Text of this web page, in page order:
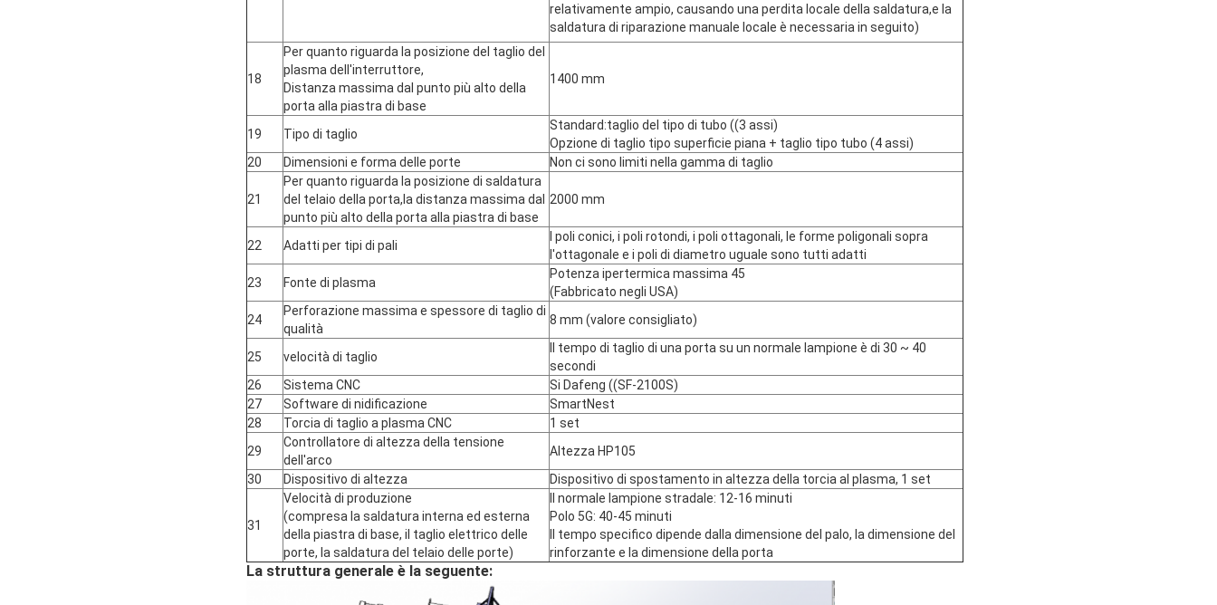
relativamente ampio, causando una perdita locale della saldatura,e la
saldatura di riparazione manuale locale è necessaria in seguito)
18
Per quanto riguarda la posizione del taglio del
plasma dell'interruttore,
Distanza massima dal punto più alto della
porta alla piastra di base
1400 mm
19 Tipo di taglio
Standard:taglio del tipo di tubo ((3 assi)
Opzione di taglio tipo superficie piana + taglio tipo tubo (4 assi)
20
Dimensioni e forma delle porte Non ci sono limiti nella gamma di taglio
21
Per quanto riguarda la posizione di saldatura
del telaio della porta,la distanza massima dal
punto più alto della porta alla piastra di base
2000 mm
22 Adatti per tipi di pali
I poli conici, i poli rotondi, i poli ottagonali, le forme poligonali sopra
l'ottagonale e i poli di diametro uguale sono tutti adatti
23
Fonte di plasma
Potenza ipertermica massima 45
(Fabbricato negli USA)
24
Perforazione massima e spessore di taglio di
qualità
8 mm (valore consigliato)
25 velocità di taglio
Il tempo di taglio di una porta su un normale lampione è di 30 ~ 40
secondi
26
Sistema CNC
Si Dafeng ((SF-2100S)
27
Software di nidificazione
SmartNest
28
Torcia di taglio a plasma CNC
1 set
29
Controllatore di altezza della tensione
dell'arco
Altezza HP105
30
Dispositivo di altezza Dispositivo di spostamento in altezza della torcia al plasma, 1 set
31
Velocità di produzione
(compresa la saldatura interna ed esterna
della piastra di base, il taglio elettrico delle
porte, la saldatura del telaio delle porte)
Il normale lampione stradale: 12-16 minuti
Polo 5G: 40-45 minuti
Il tempo specifico dipende dalla dimensione del palo, la dimensione del
rinforzante e la dimensione della porta
La struttura generale è la seguente: